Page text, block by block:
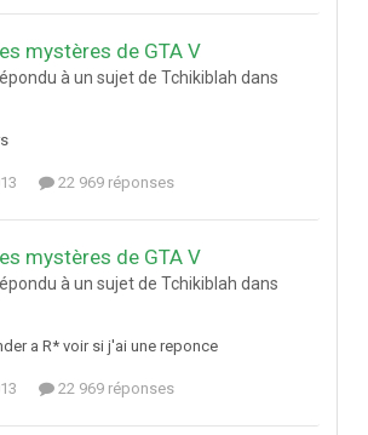
mystères de GTA V
à un sujet de Tchikiblah dans
22 969 réponses
mystères de GTA V
à un sujet de Tchikiblah dans
a R* voir si j'ai une reponce
22 969 réponses